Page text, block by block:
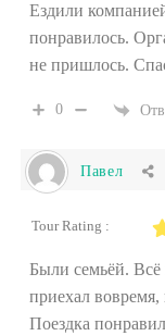
Ездили
понравилось.
не пришлось.
0
Павел
Tour Rating :
Были семьёй. Всё
приехал
Поездка